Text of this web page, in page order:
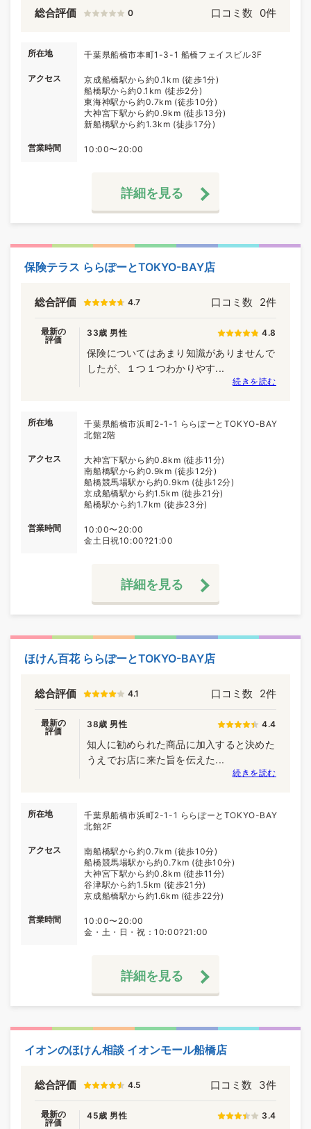
総合評価 0 口コミ数 0件
所在地 千葉県船橋市本町1-3-1 船橋フェイスビル3F
アクセス
京成船橋駅から約0.1km (徒歩1分)
船橋駅から約0.1km (徒歩2分)
東海神駅から約0.7km (徒歩10分)
大神宮下駅から約0.9km (徒歩13分)
新船橋駅から約1.3km (徒歩17分)
営業時間 10:00〜20:00
詳細を見る
保険テラス ららぽーとTOKYO-BAY店
総合評価 4.7 口コミ数 2件
最新の
評価
33歳 男性 4.8
保険についてはあまり知識がありませんで
したが、１つ１つわかりやす...
続きを読む
所在地
千葉県船橋市浜町2-1-1 ららぽーとTOKYO-BAY
北館2階
アクセス
大神宮下駅から約0.8km (徒歩11分)
南船橋駅から約0.9km (徒歩12分)
船橋競馬場駅から約0.9km (徒歩12分)
京成船橋駅から約1.5km (徒歩21分)
船橋駅から約1.7km (徒歩23分)
営業時間
10:00〜20:00
金土日祝10:00?21:00
詳細を見る
ほけん百花 ららぽーとTOKYO-BAY店
総合評価 4.1 口コミ数 2件
最新の
評価
38歳 男性 4.4
知人に勧められた商品に加入すると決めた
うえでお店に来た旨を伝えた...
続きを読む
所在地
千葉県船橋市浜町2-1-1 ららぽーとTOKYO-BAY
北館2F
アクセス
南船橋駅から約0.7km (徒歩10分)
船橋競馬場駅から約0.7km (徒歩10分)
大神宮下駅から約0.8km (徒歩11分)
谷津駅から約1.5km (徒歩21分)
京成船橋駅から約1.6km (徒歩22分)
営業時間
10:00〜20:00
金・土・日・祝：10:00?21:00
詳細を見る
イオンのほけん相談 イオンモール船橋店
総合評価 4.5 口コミ数 3件
最新の
評価
45歳 男性 3.4